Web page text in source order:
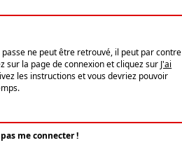
ne peut être retrouvé, il peut par contre
sur la page de connexion et cliquez sur J'ai
les instructions et vous devriez pouvoir
me connecter !